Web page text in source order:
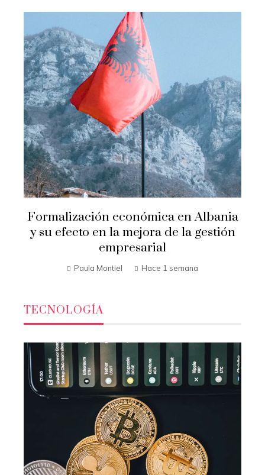
Formalización económica en Albania
y su efecto en la mejora de la gestión
empresarial
Paula Montiel Hace 1 semana
TECNOLOGÍA